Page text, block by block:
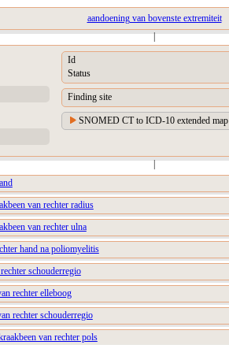
aandoening van bovenste extremiteit
|
Id
Status
Finding site
SNOMED CT to ICD-10 extended map
|
van rechter radius
van rechter ulna
hand na poliomyelitis
schouderregio
rechter elleboog
rechter schouderregio
van rechter pols